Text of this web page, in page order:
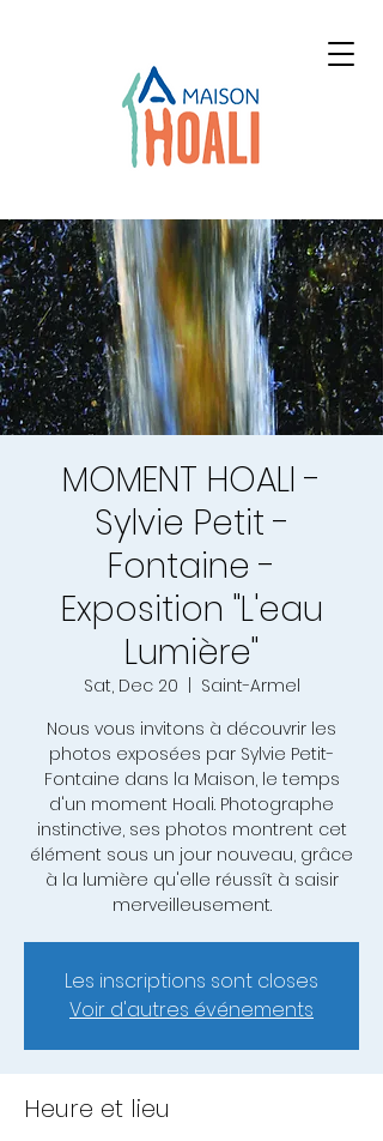
MOMENT HOALI -
Sylvie Petit -
Fontaine -
Exposition "L'eau
Lumière"
Sat, Dec 20
Saint-Armel
Nous vous invitons à découvrir les
photos exposées par Sylvie Petit-
Fontaine dans la Maison, le temps
d'un moment Hoali. Photographe
instinctive, ses photos montrent cet
élément sous un jour nouveau, grâce
à la lumière qu'elle réussît à saisir
merveilleusement.
Les inscriptions sont closes
Voir d'autres événements
Heure et lieu